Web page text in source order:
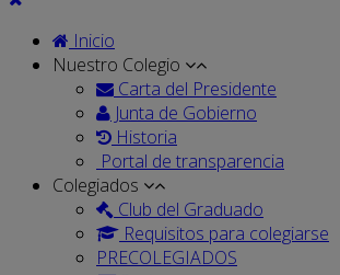
Inicio
Nuestro Colegio
Carta del Presidente
Junta de Gobierno
Historia
Portal de transparencia
Colegiados
Club del Graduado
Requisitos para colegiarse
PRECOLEGIADOS